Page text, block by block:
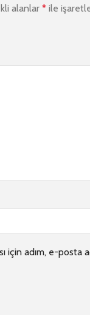
alanlar * ile
için adım, e-